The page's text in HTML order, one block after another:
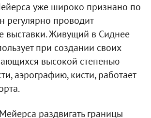
уже широко признано по
регулярно проводит
выставки. Живущий в Сиднее
при создании своих
высокой степенью
аэрографию, кисти, работает
раздвигать границы